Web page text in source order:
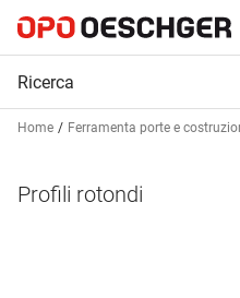
Home Ferramenta porte e
Profili rotondi